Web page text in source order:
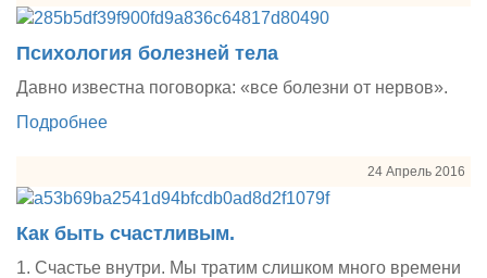
Психология болезней тела
Давно известна поговорка: «все болезни от нервов».
Подробнее
24 Апрель 2016
Как быть счастливым.
1. Счастье внутри. Мы тратим слишком много времени